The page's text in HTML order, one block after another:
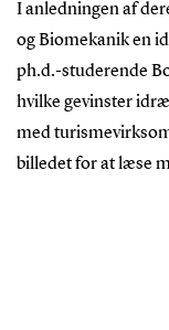
I anledningen af
og Biomekanik en
ph.d.-studerende
hvilke gevinster
med
billedet for at læse